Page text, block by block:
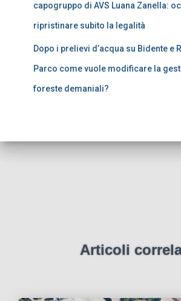
capogruppo di AVS Luana Zanella:
ripristinare subito la legalità
Dopo i prelievi d’acqua su Bidente e
Parco come vuole modificare la
foreste demaniali?
Articoli